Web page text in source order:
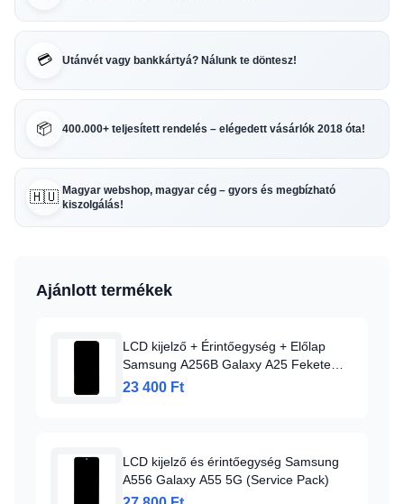
💳 Utánvét vagy bankkártyá? Nálunk te döntesz!
📦 400.000+ teljesített rendelés – elégedett vásárlók 2018 óta!
🇭🇺 Magyar webshop, magyar cég – gyors és megbízható
kiszolgálás!
Ajánlott termékek
LCD kijelző + Érintőegység + Előlap
Samsung A256B Galaxy A25 Fekete
(Szervizcsomag)
23 400 Ft
LCD kijelző és érintőegység Samsung
A556 Galaxy A55 5G (Service Pack)